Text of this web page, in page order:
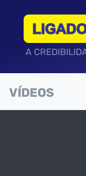
A
VÍDEOS